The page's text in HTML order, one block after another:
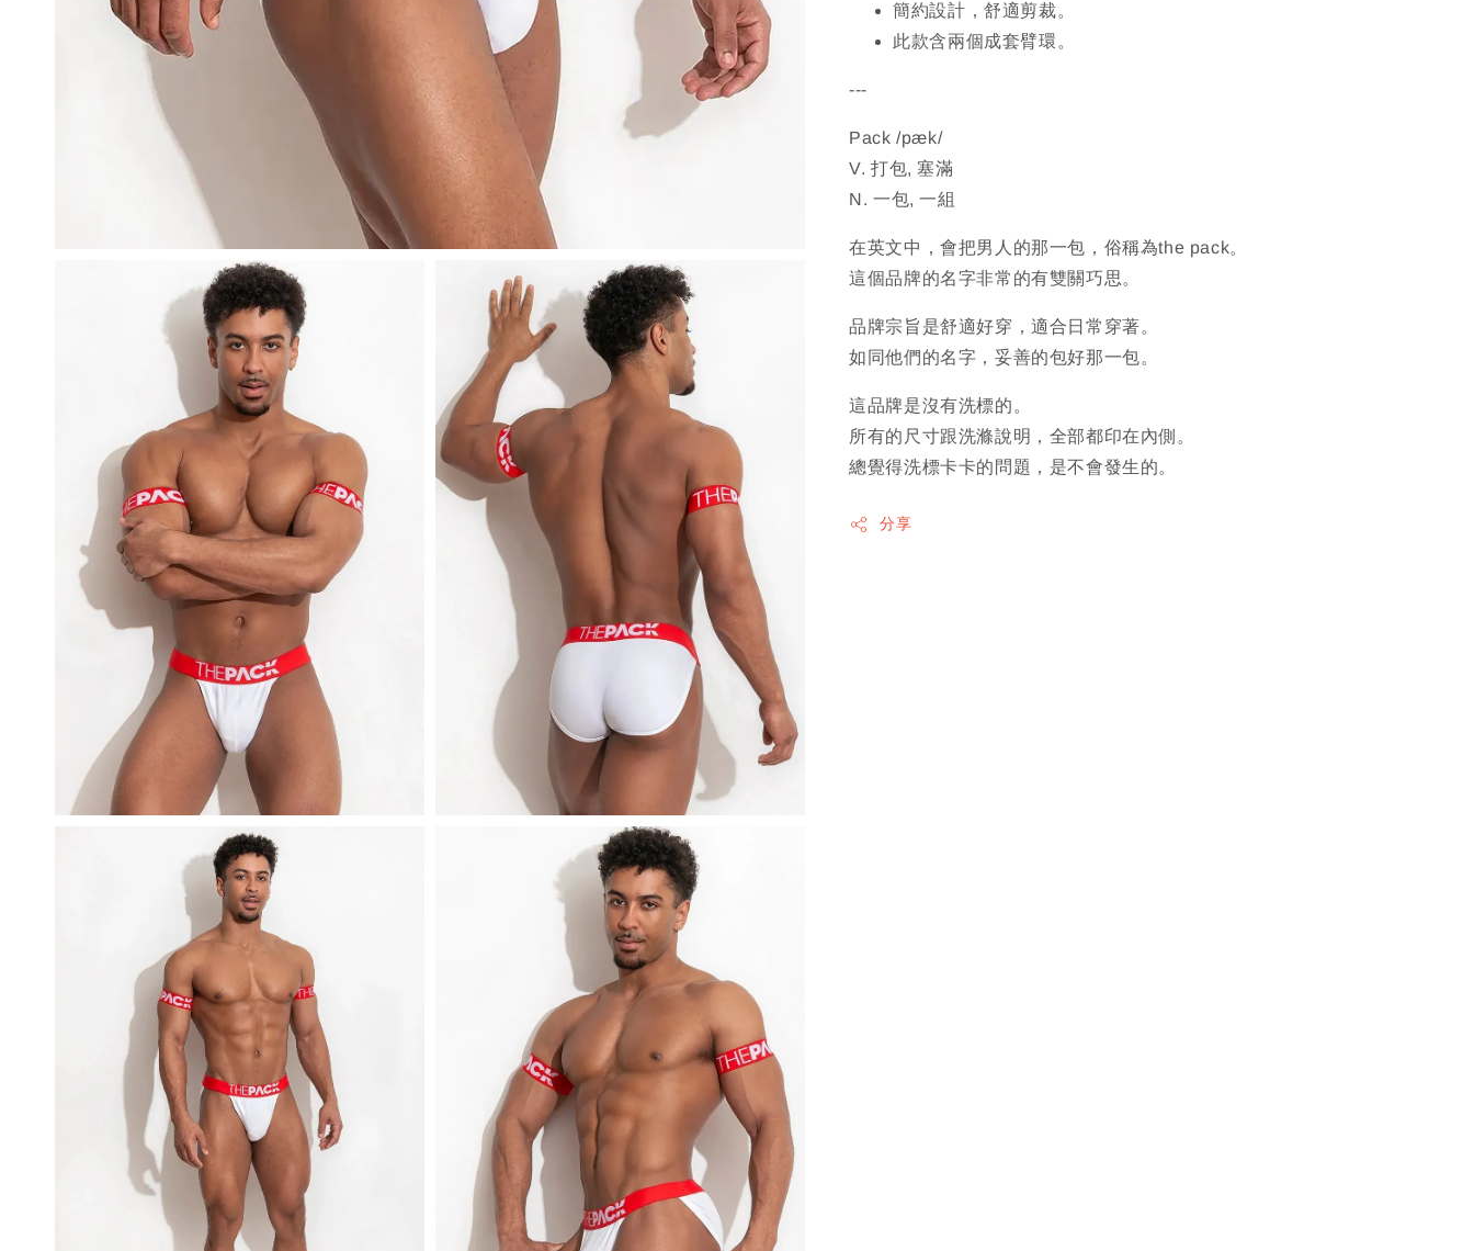
簡約設計，舒適剪裁。
此款含兩個成套臂環。
---
Pack /pæk/
V. 打包, 塞滿
N. 一包, 一組
在英文中，會把男人的那一包，俗稱為the pack。
這個品牌的名字非常的有雙關巧思。
品牌宗旨是舒適好穿，適合日常穿著。
如同他們的名字，妥善的包好那一包。
這品牌是沒有洗標的。
所有的尺寸跟洗滌說明，全部都印在內側。
總覺得洗標卡卡的問題，是不會發生的。
分享